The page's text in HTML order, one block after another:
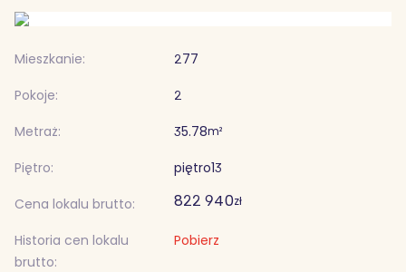
Mieszkanie:
277
Pokoje:
2
Metraż:
35.78m²
Piętro: piętro13
Cena lokalu brutto:
822 940zł
Historia cen lokalu
brutto:
Pobierz